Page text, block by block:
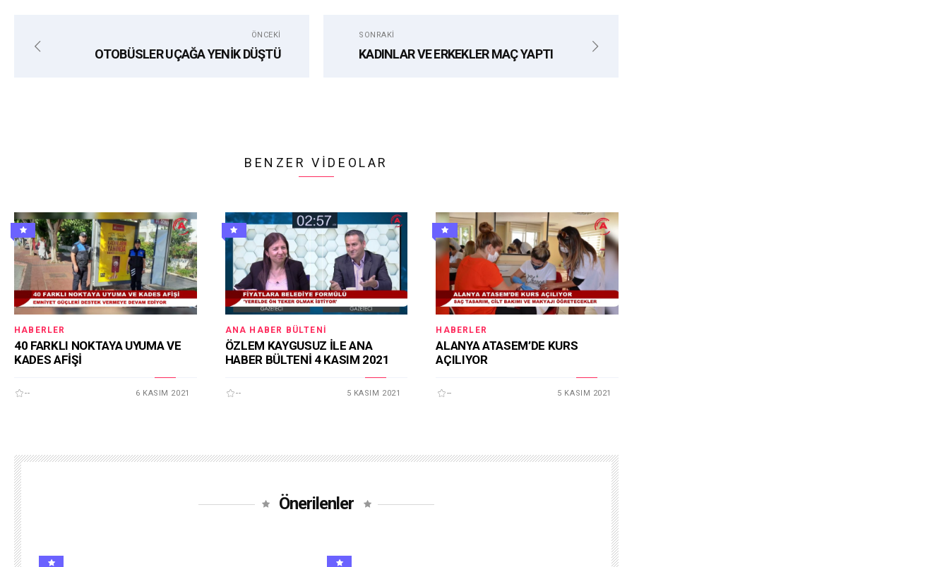
ÖNCEKI
OTOBÜSLER UÇAĞA YENİK DÜŞTÜ
SONRAKI
KADINLAR VE ERKEKLER MAÇ YAPTI
BENZER VIDEOLAR
HABERLER
40 FARKLI NOKTAYA UYUMA VE
KADES AFİŞİ
-- 6 KASIM 2021
ANA HABER BÜLTENI
ÖZLEM KAYGUSUZ İLE ANA
HABER BÜLTENİ 4 KASIM 2021
-- 5 KASIM 2021
HABERLER
ALANYA ATASEM’DE KURS
AÇILIYOR
-- 5 KASIM 2021
Önerilenler